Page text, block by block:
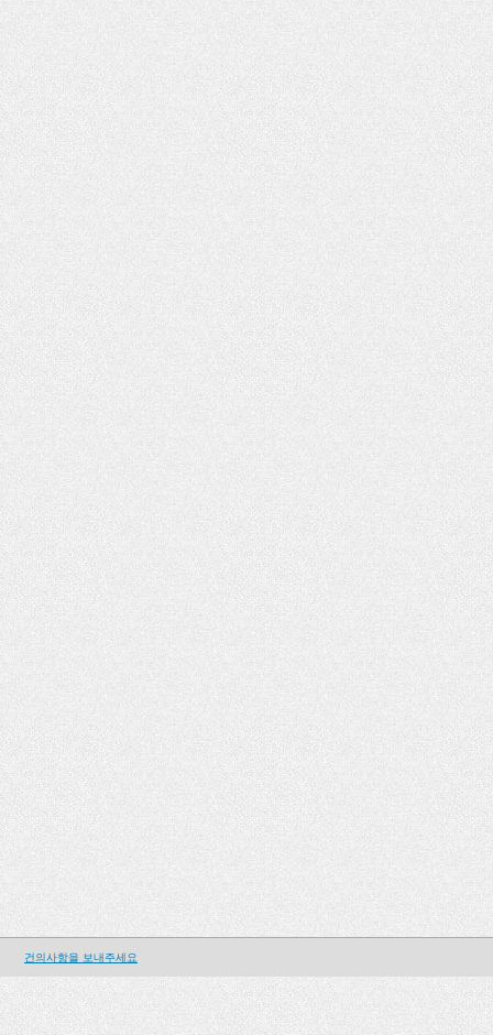
건의사항을 보내주세요